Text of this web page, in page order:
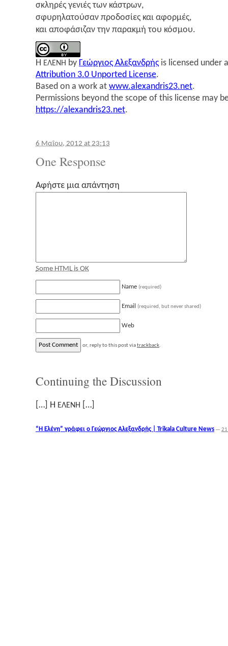
σκλη­ρές γενιές των κάστρων,
σφυ­ρη­λα­τού­σαν προ­δο­σί­ες και αφορμές,
και απο­φά­σι­ζαν την παρακ­μή του κόσμου.
Η ΕΛΕΝΗ by Γεώρ­γιος Αλε­ξαν­δρής is licensed under
Attribution 3.0 Unported License.
Based on a work at www.alexandris23.net.
Permissions beyond the scope of this license may
https://alexandris23.net.
6 Μαΐου, 2012 at 23:13
One Response
Αφήστε μια απάντηση
Some HTML is OK
Name (required)
Email (required, but never shared)
Web
or, reply to this post viatrackback.
Continuing the Discussion
[…] Η ΕΛΕΝΗ […]
“Η Ελένη” γράφει ο Γεώργιος Αλεξανδρής | Trikala Culture News — 21